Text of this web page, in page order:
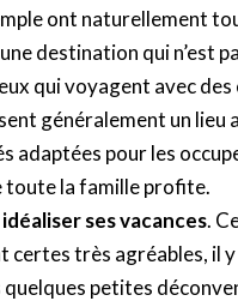
ont naturellement
destination qui n’est
qui voyagent avec
généralement un lieu
adaptées pour les
toute la famille profite.
idéaliser ses vacances.
certes très agréables, il
petites